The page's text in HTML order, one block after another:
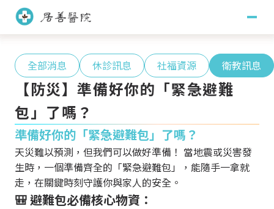
關於居善
醫療團隊
醫師團隊
護理團隊
藥學團隊
社會工作團隊
臨床心理團隊
職能治療團隊
訊息專區
主治項目
門診掛號
全部消息 休診訊息 社福資源 衛教訊息
【防災】準備好你的「緊急避難
包」了嗎？
準備好你的「緊急避難包」了嗎？
天災難以預測，但我們可以做好準備！ 當地震或災害發
生時，一個準備齊全的「緊急避難包」，能隨手一拿就
走，在關鍵時刻守護你與家人的安全。
🎒 避難包必備核心物資：